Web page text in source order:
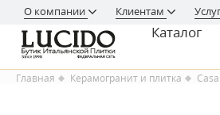
О компании Клиентам
Каталог
Главная Керамогранит и плитка